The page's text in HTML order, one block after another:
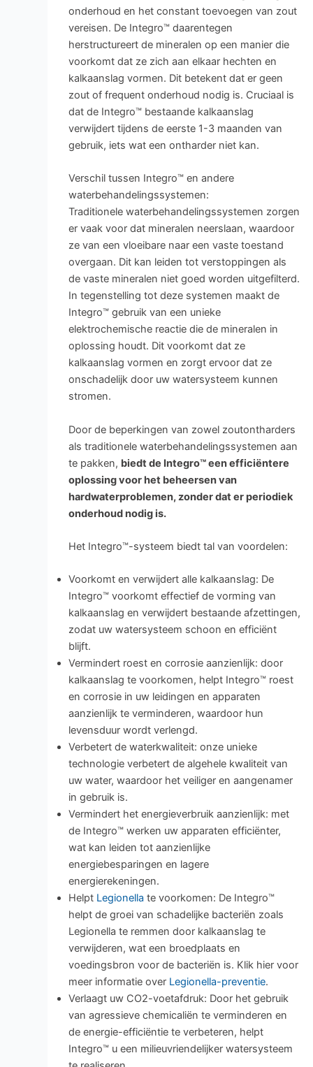
onderhoud en het constant toevoegen van zout
vereisen. De Integro™ daarentegen
herstructureert de mineralen op een manier die
voorkomt dat ze zich aan elkaar hechten en
kalkaanslag vormen. Dit betekent dat er geen
zout of frequent onderhoud nodig is. Cruciaal is
dat de Integro™ bestaande kalkaanslag
verwijdert tijdens de eerste 1-3 maanden van
gebruik, iets wat een ontharder niet kan.
Verschil tussen Integro™ en andere
waterbehandelingssystemen:
Traditionele waterbehandelingssystemen zorgen
er vaak voor dat mineralen neerslaan, waardoor
ze van een vloeibare naar een vaste toestand
overgaan. Dit kan leiden tot verstoppingen als
de vaste mineralen niet goed worden uitgefilterd.
In tegenstelling tot deze systemen maakt de
Integro™ gebruik van een unieke
elektrochemische reactie die de mineralen in
oplossing houdt. Dit voorkomt dat ze
kalkaanslag vormen en zorgt ervoor dat ze
onschadelijk door uw watersysteem kunnen
stromen.
Door de beperkingen van zowel zoutontharders
als traditionele waterbehandelingssystemen aan
te pakken, biedt de Integro™ een efficiëntere
oplossing voor het beheersen van
hardwaterproblemen, zonder dat er periodiek
onderhoud nodig is.
Het Integro™-systeem biedt tal van voordelen:
Voorkomt en verwijdert alle kalkaanslag: De
Integro™ voorkomt effectief de vorming van
kalkaanslag en verwijdert bestaande afzettingen,
zodat uw watersysteem schoon en efficiënt
blijft.
Vermindert roest en corrosie aanzienlijk: door
kalkaanslag te voorkomen, helpt Integro™ roest
en corrosie in uw leidingen en apparaten
aanzienlijk te verminderen, waardoor hun
levensduur wordt verlengd.
Verbetert de waterkwaliteit: onze unieke
technologie verbetert de algehele kwaliteit van
uw water, waardoor het veiliger en aangenamer
in gebruik is.
Vermindert het energieverbruik aanzienlijk: met
de Integro™ werken uw apparaten efficiënter,
wat kan leiden tot aanzienlijke
energiebesparingen en lagere
energierekeningen.
Helpt Legionella te voorkomen: De Integro™
helpt de groei van schadelijke bacteriën zoals
Legionella te remmen door kalkaanslag te
verwijderen, wat een broedplaats en
voedingsbron voor de bacteriën is. Klik hier voor
meer informatie over Legionella-preventie.
Verlaagt uw CO2-voetafdruk: Door het gebruik
van agressieve chemicaliën te verminderen en
de energie-efficiëntie te verbeteren, helpt
Integro™ u een milieuvriendelijker watersysteem